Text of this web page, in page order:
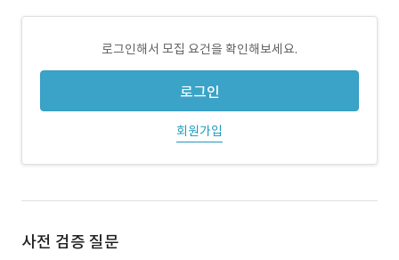
로그인해서 모집 요건을 확인해보세요.
로그인
회원가입
사전 검증 질문